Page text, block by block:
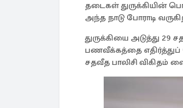
தடைகள் துருக்கியின்
அந்த நாடு போராடி
துருக்கியை அடுத்து
பணவீக்கத்தை எதிர்த்துப்
சதவீத பாலிசி விகிதம்